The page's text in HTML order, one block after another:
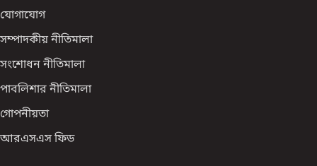
যোগাযোগ
সম্পাদকীয় নীতিমালা
সংশোধন নীতিমালা
পাবলিশার নীতিমালা
গোপনীয়তা
আরএসএস ফিড